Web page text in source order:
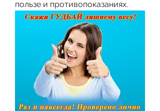
пользе и противопоказаниях.